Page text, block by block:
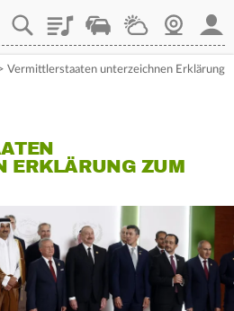
PlaylistStaupilotWetterWebcam
Vermittlerstaaten unterzeichnen Erklärung
ERKLÄRUNG ZUM